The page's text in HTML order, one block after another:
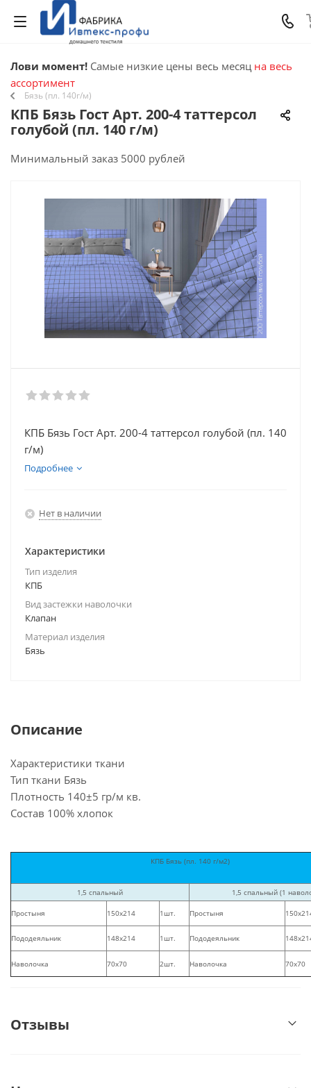
Лови момент! Самые низкие цены весь месяц на весь
ассортимент
Бязь (пл. 140г/м)
КПБ Бязь Гост Арт. 200-4 таттерсол
голубой (пл. 140 г/м)
Минимальный заказ 5000 рублей
КПБ Бязь Гост Арт. 200-4 таттерсол голубой (пл. 140
г/м)
Подробнее
Нет в наличии
Характеристики
Тип изделия
КПБ
Вид застежки наволочки
Клапан
Материал изделия
Бязь
Описание
Характеристики ткани
Тип ткани Бязь
Плотность 140±5 гр/м кв.
Состав 100% хлопок
КПБ Бязь (пл. 140 г/м2)
1,5 спальный 1,5 спальный (1
Простыня 150х214 1шт. Простыня
Пододеяльник 148х214 1шт. Пододеяльник
Наволочка 70х70 2шт. Наволочка 70х70
Отзывы